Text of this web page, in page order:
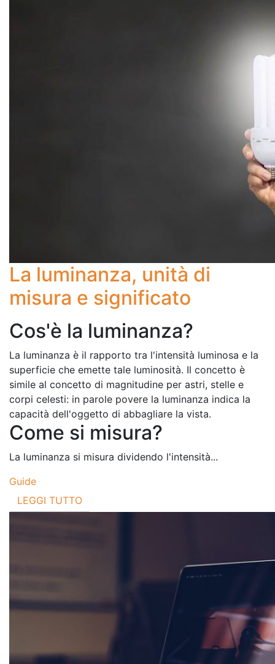
La luminanza, unità di
misura e significato
Cos'è la luminanza?
La luminanza è il rapporto tra l'intensità luminosa e la
superficie che emette tale luminosità. Il concetto è
simile al concetto di magnitudine per astri, stelle e
corpi celesti: in parole povere la luminanza indica la
capacità dell'oggetto di abbagliare la vista.
Come si misura?
La luminanza si misura dividendo l'intensità...
Guide
LEGGI TUTTO